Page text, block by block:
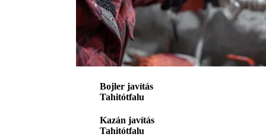
Bojler javítás
Tahitótfalu
Kazán javítás
Tahitótfalu